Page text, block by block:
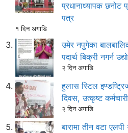
प्रधानाध्यापक छनोट
पत्र
१ दिन अगाडि
उमेर नपुगेका
पदार्थ बिक्री नगर्न
२ दिन अगाडि
हुलास स्टिल
दिवस, उत्कृष्ट
२ दिन अगाडि
बारामा तीन वटा